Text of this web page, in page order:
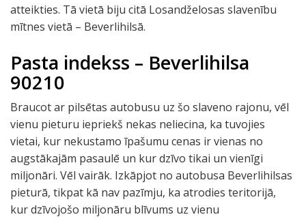
atteikties. Tā vietā biju citā Losandželosas slavenību
mītnes vietā – Beverlihilsā.
Pasta indekss – Beverlihilsa
90210
Braucot ar pilsētas autobusu uz šo slaveno rajonu, vēl
vienu pieturu iepriekš nekas neliecina, ka tuvojies
vietai, kur nekustamo īpašumu cenas ir vienas no
augstākajām pasaulē un kur dzīvo tikai un vienīgi
miljonāri. Vēl vairāk. Izkāpjot no autobusa Beverlihilsas
pieturā, tikpat kā nav pazīmju, ka atrodies teritorijā,
kur dzīvojošo miljonāru blīvums uz vienu